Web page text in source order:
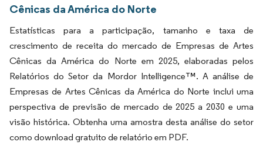
Cênicas da América do Norte
Estatísticas para a participação, tamanho e taxa de
crescimento de receita do mercado de Empresas de Artes
Cênicas da América do Norte em 2025, elaboradas pelos
Relatórios do Setor da Mordor Intelligence™. A análise de
Empresas de Artes Cênicas da América do Norte inclui uma
perspectiva de previsão de mercado de 2025 a 2030 e uma
visão histórica. Obtenha uma amostra desta análise do setor
como download gratuito de relatório em PDF.